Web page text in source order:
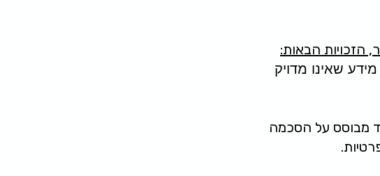
הזכויות הבאות:
מידע שאינו מדויק
מבוסס על הסכמה